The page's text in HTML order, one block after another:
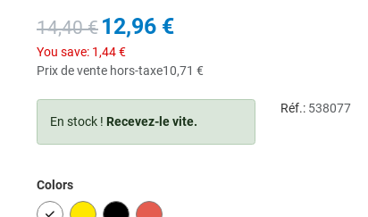
14,40 € 12,96 €
You save: 1,44 €
Prix de vente hors-taxe10,71 €
En stock ! Recevez-le vite.
Réf.: 538077
Colors
WHITE YELLOW BLACK RED